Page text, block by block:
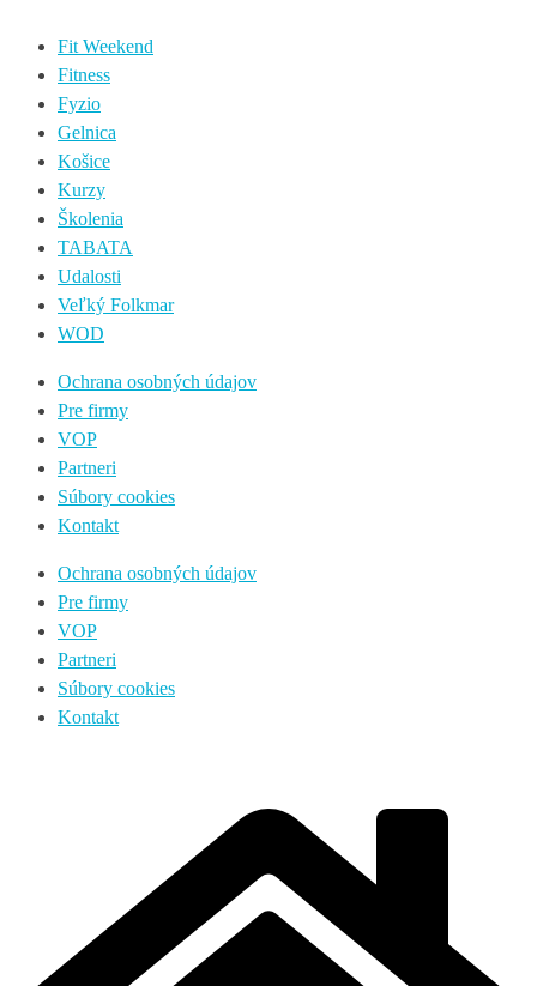
Fit Weekend
Fitness
Fyzio
Gelnica
Košice
Kurzy
Školenia
TABATA
Udalosti
Veľký Folkmar
WOD
Ochrana osobných údajov
Pre firmy
VOP
Partneri
Súbory cookies
Kontakt
Ochrana osobných údajov
Pre firmy
VOP
Partneri
Súbory cookies
Kontakt